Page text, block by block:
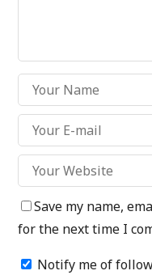
Save my name,
for the next time I
Notify me of